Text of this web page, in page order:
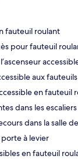
fauteuil roulant
pour fauteuil
aux
en fauteuil
dans les escaliers
dans la salle
à levier
en fauteuil